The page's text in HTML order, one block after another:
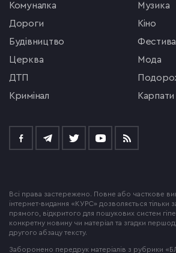
комуналка
Дороги
будівництво
церква
ДТП
кримінал
музика
кіно
мода
Карпати
Всі права застережено. Повне або часткове
інтернет-видання «КУРС» дозволяється тільки
прямого, відкритого для пошукових систем
конкретну новину чи матеріал та згадки
другого абзацу тексту.
Заборонено передрук матеріалів з рубрики